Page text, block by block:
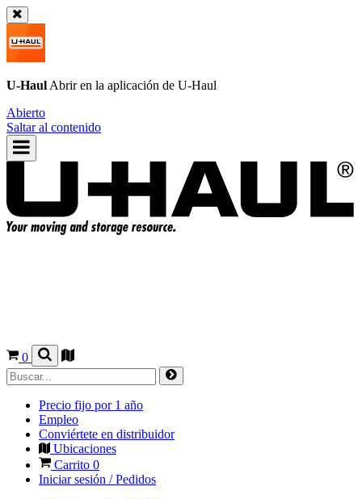
U-Haul Abrir en la aplicación de U-Haul
Abierto
Saltar al contenido
0
Precio fijo por 1 año
Empleo
Conviértete en distribuidor
Ubicaciones
Carrito 0
Iniciar sesión / Pedidos